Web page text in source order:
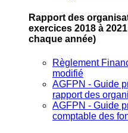
Rapport des
exercices 2018 à 2021
chaque année)
Règlement
modifié
AGFPN ‐ Guide
rapport des
AGFPN ‐ Guide
comptable des